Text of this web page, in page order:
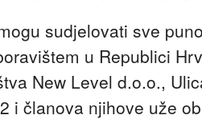
sudjelovati sve
u Republici
New Level d.o.o.,
i članova njihove uže